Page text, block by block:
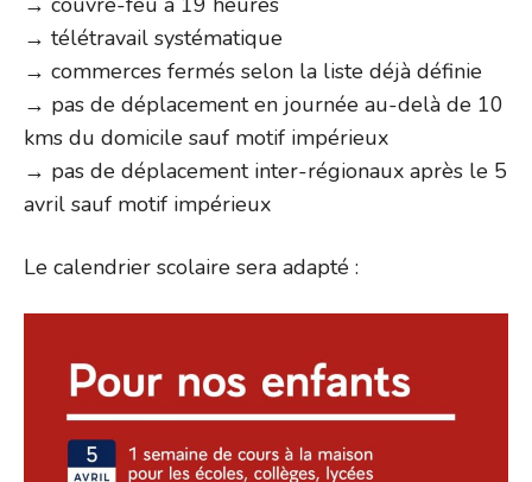
→ télétravail systématique
→ commerces fermés selon la liste déjà définie
→ pas de déplacement en journée au-delà de 10
kms du domicile sauf motif impérieux
→ pas de déplacement inter-régionaux après le 5
avril sauf motif impérieux
Le calendrier scolaire sera adapté :